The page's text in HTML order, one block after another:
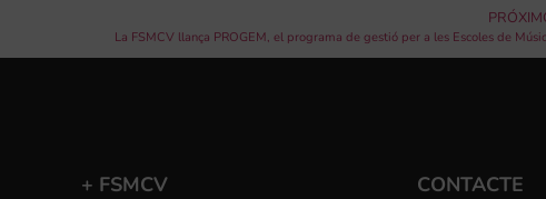
La FSMCV llança PROGEM, el programa de gestió per a les Escoles de
+ FSMCV CONTACTE